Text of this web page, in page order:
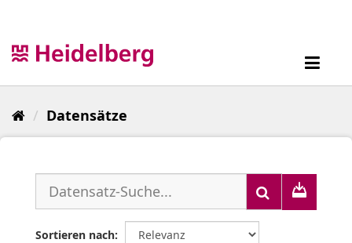
Datensätze
Sortieren nach